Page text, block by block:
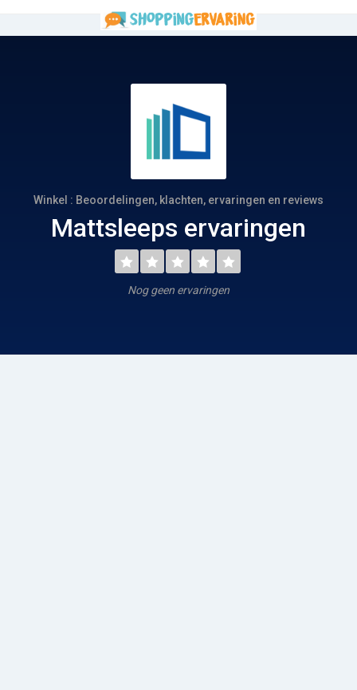
Winkel : Beoordelingen, klachten, ervaringen en reviews
Mattsleeps ervaringen
Nog geen ervaringen